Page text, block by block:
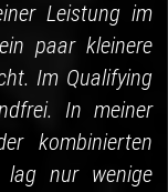
Leistung im
paar kleinere
Im Qualifying
In meiner
kombinierten
lag nur wenige